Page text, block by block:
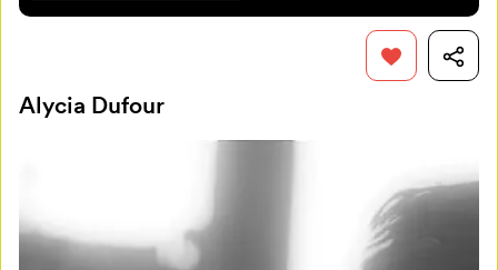
Alycia Dufour